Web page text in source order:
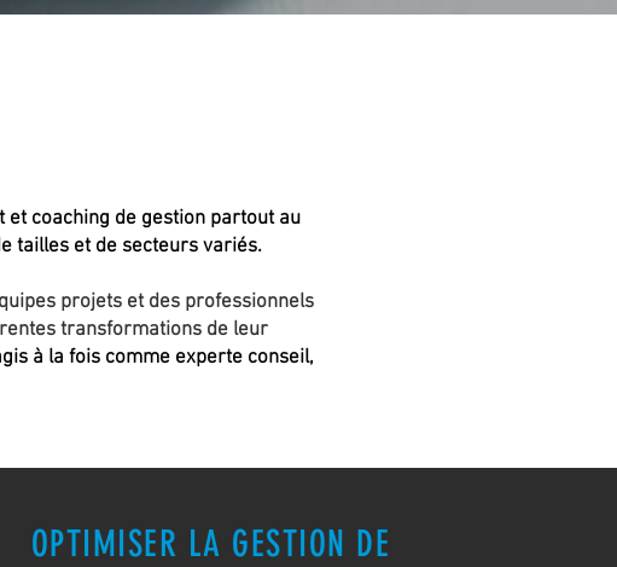
coaching de gestion partout au
tailles et de secteurs variés.
projets et des professionnels
transformations de leur
à la fois comme experte conseil,
OPTIMISER LA GESTION DE